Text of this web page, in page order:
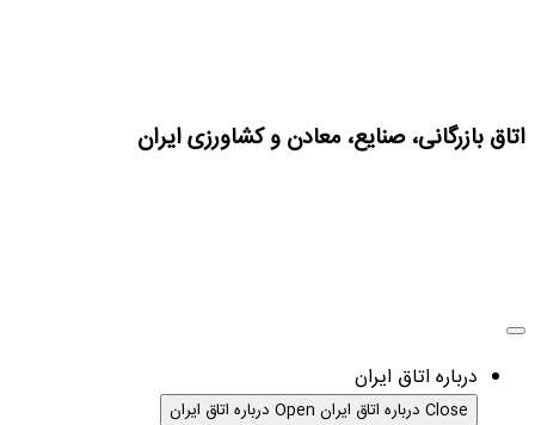
اتاق بازرگانی، صنایع، معادن و کشاورزی ایران
درباره اتاق ایران
Close درباره اتاق ایران Open درباره اتاق ایران